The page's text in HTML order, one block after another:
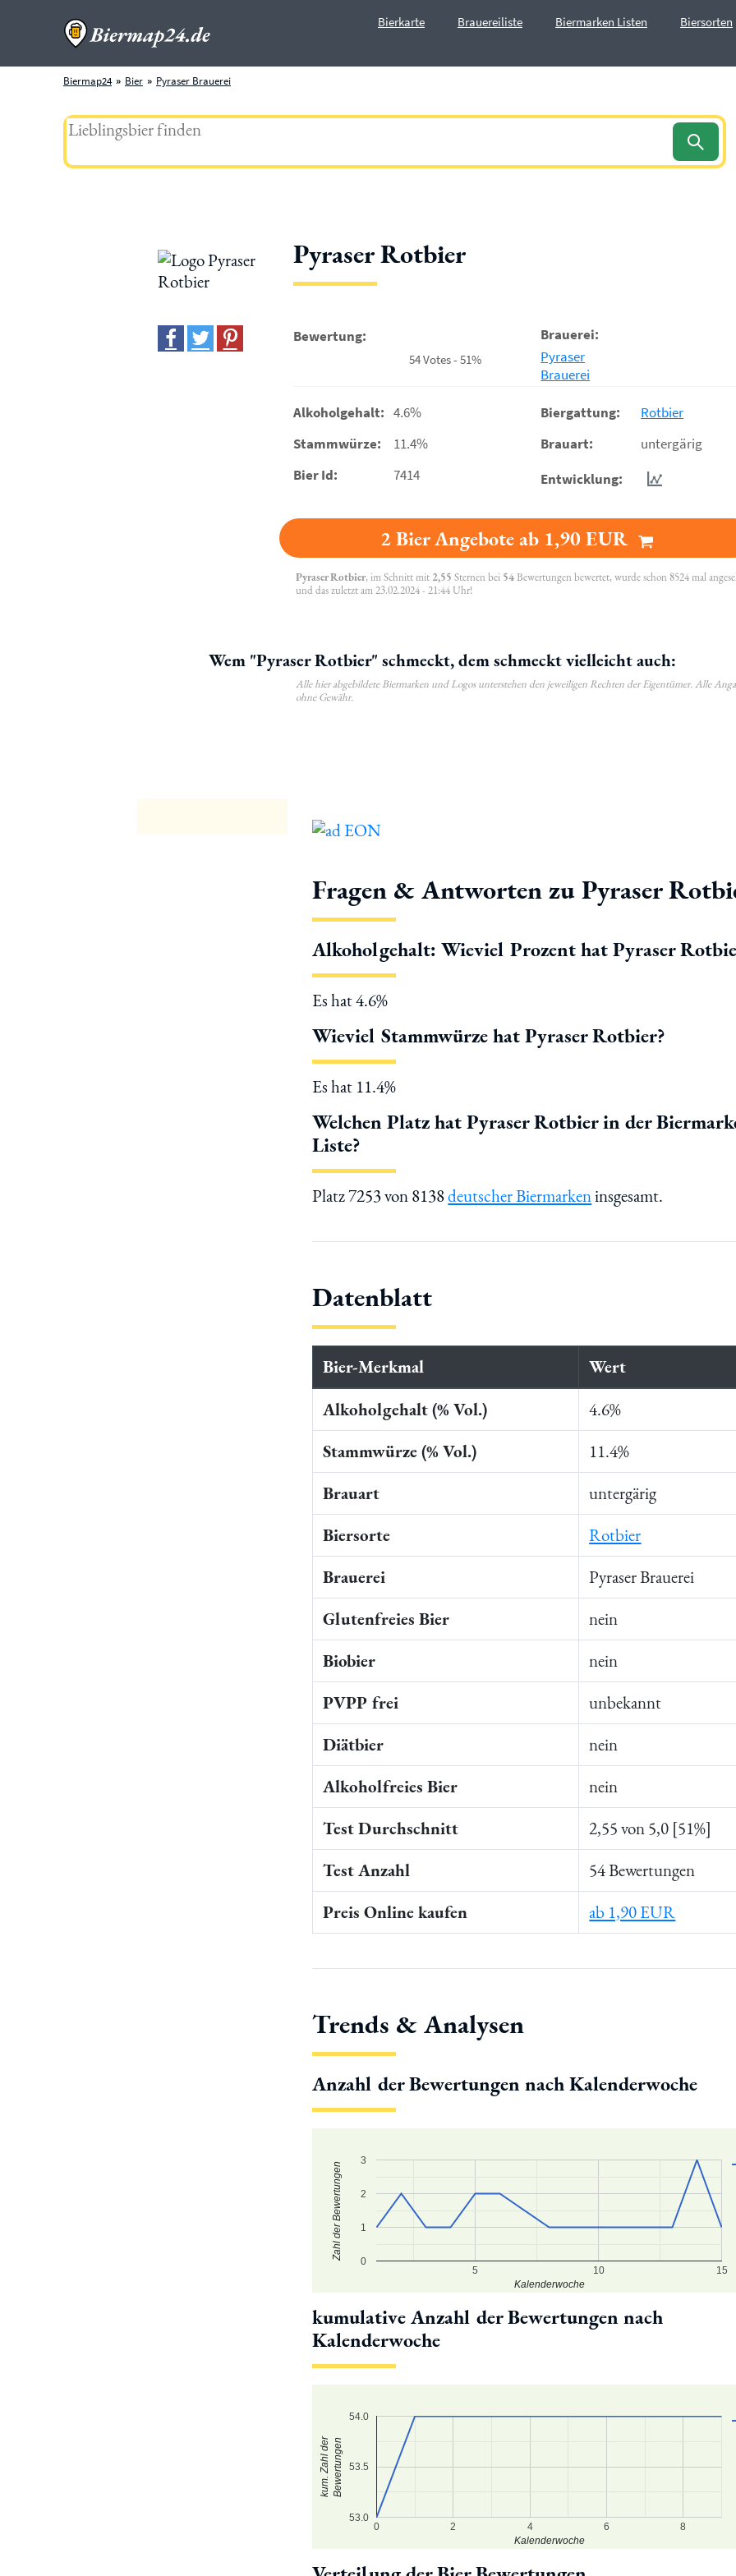
Bierkarte Brauereiliste Biermarken Listen Biersorten
Biermap24 Bier Pyraser Brauerei
Pyraser Rotbier
Bewertung:
54 Votes - 51%
Brauerei:
Pyraser
Brauerei
Alkoholgehalt: 4.6%
Stammwürze:
11.4%
Bier Id:
7414
Biergattung:
Rotbier
Brauart:
untergärig
Entwicklung:
2 Bier Angebote ab 1,90 EUR
Pyraser Rotbier, im Schnitt mit 2,55 Sternen bei 54Bewertungen bewertet, wurde schon 8524 mal
und das zuletzt am 23.02.2024 - 21:44 Uhr!
Wem "Pyraser Rotbier" schmeckt, dem schmeckt vielleicht auch:
Alle hier abgebildete Biermarken und Logos unterstehen den jeweiligen Rechten der Eigentümer. Alle
ohne Gewähr.
Fragen & Antworten zu Pyraser
Alkoholgehalt: Wieviel Prozent hat Pyraser
Es hat 4.6%
Wieviel Stammwürze hat Pyraser Rotbier?
Es hat 11.4%
Welchen Platz hat Pyraser Rotbier in der
Liste?
Platz 7253 von 8138deutscher Biermarkeninsgesamt.
Datenblatt
Bier-Merkmal
Wert
Alkoholgehalt (% Vol.)
4.6%
Stammwürze (% Vol.)
11.4%
Brauart
untergärig
Biersorte
Rotbier
Brauerei
Pyraser Brauerei
Glutenfreies Bier
nein
Biobier
nein
PVPP frei
unbekannt
Diätbier
nein
Alkoholfreies Bier
nein
Test Durchschnitt
2,55 von 5,0 [51%]
Test Anzahl
54 Bewertungen
Preis Online kaufen
ab 1,90 EUR
Trends & Analysen
Anzahl der Bewertungen nach Kalenderwoche
5 10 15
0
1
2
3
Kalenderwoche
Zahl der Bewertungen
kumulative Anzahl der Bewertungen nach
Kalenderwoche
0 2 4 6 8
53.0
53.5
54.0
Kalenderwoche
kum. Zahl derBewertungen